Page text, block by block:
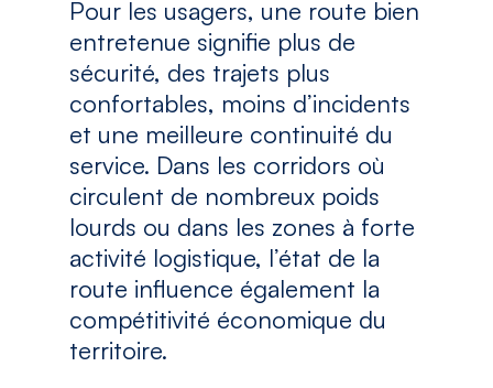
Pour les usagers, une route bien
entretenue signifie plus de
sécurité, des trajets plus
confortables, moins d’incidents
et une meilleure continuité du
service. Dans les corridors où
circulent de nombreux poids
lourds ou dans les zones à forte
activité logistique, l’état de la
route influence également la
compétitivité économique du
territoire.